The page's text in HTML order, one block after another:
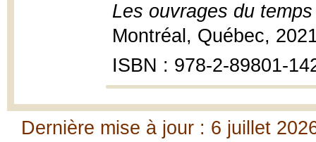
Les ouvrages du
Montréal, Québec,
ISBN : 978-2-89801-
Dernière mise à jour : 6 juillet